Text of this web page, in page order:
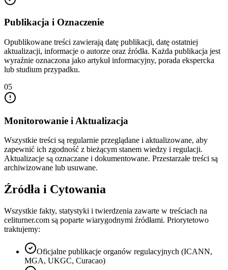
Publikacja i Oznaczenie
Opublikowane treści zawierają datę publikacji, datę ostatniej
aktualizacji, informacje o autorze oraz źródła. Każda publikacja jest
wyraźnie oznaczona jako artykuł informacyjny, porada ekspercka
lub studium przypadku.
05
Monitorowanie i Aktualizacja
Wszystkie treści są regularnie przeglądane i aktualizowane, aby
zapewnić ich zgodność z bieżącym stanem wiedzy i regulacji.
Aktualizacje są oznaczane i dokumentowane. Przestarzałe treści są
archiwizowane lub usuwane.
Źródła i Cytowania
Wszystkie fakty, statystyki i twierdzenia zawarte w treściach na
celiturner.com są poparte wiarygodnymi źródłami. Priorytetowo
traktujemy:
Oficjalne publikacje organów regulacyjnych (ICANN,
MGA, UKGC, Curacao)